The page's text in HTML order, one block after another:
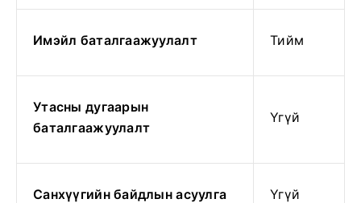
Имэйл баталгаажуулалт Тийм
Утасны дугаарын
баталгаажуулалт
Үгүй
Санхүүгийн байдлын асуулга Үгүй